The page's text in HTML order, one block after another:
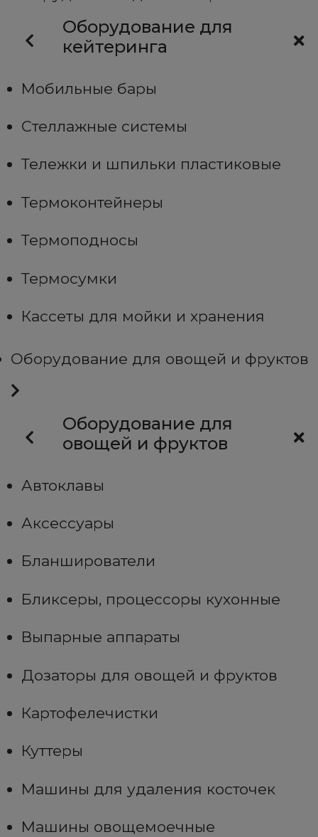
Оборудование для
кейтеринга
Мобильные бары
Стеллажные системы
Тележки и шпильки пластиковые
Термоконтейнеры
Термоподносы
Термосумки
Кассеты для мойки и хранения
Оборудование для овощей и фруктов
Оборудование для
овощей и фруктов
Автоклавы
Аксессуары
Бланширователи
Бликсеры, процессоры кухонные
Выпарные аппараты
Дозаторы для овощей и фруктов
Картофелечистки
Куттеры
Машины для удаления косточек
Машины овощемоечные